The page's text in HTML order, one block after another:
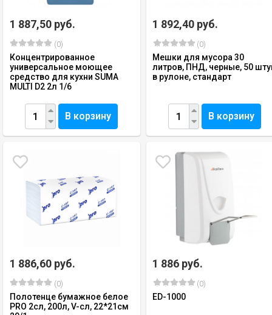
1 887,50 руб.
(0)
Концентрированное
универсальное моющее
средство для кухни SUMA
MULTI D2 2л 1/6
В корзину
1 892,40 руб.
(0)
Мешки для мусора 30
литров, ПНД, черные, 50
в рулоне, стандарт
В корзину
1 886,60 руб.
(0)
Полотенце бумажное белое
PRO 2сл, 200л, V-сл, 22*21см
1 886 руб.
(0)
ED-1000